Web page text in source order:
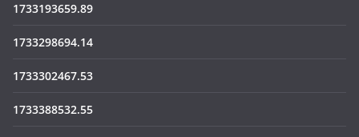
1733193659.89
1733298694.14
1733302467.53
1733388532.55